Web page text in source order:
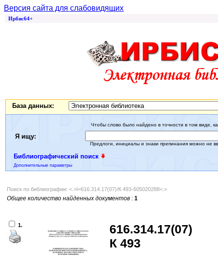
Версия сайта для слабовидящих
Ирбис64+
База данных:
Я ищу:
Чтобы слово было найдено в точности в том виде,
Предлоги, инициалы и знаки препинания можно не
Библиографический поиск
Дополнительные параметры
Поиск по библиографии: <.>I=616.314.17(07)/К 493-605020288<.>
Общее количество найденных документов : 1
1.
616.314.17(07)
К 493